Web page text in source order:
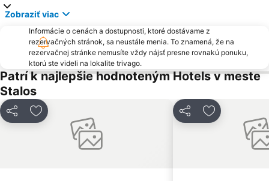
Zobraziť viac
Informácie o cenách a dostupnosti, ktoré dostávame z
rezervačných stránok, sa neustále menia. To znamená, že na
rezervačnej stránke nemusíte vždy nájsť presne rovnakú ponuku,
ktorú ste videli na lokalite trivago.
Patrí k najlepšie hodnoteným Hotels v meste
Stalos
ZdieľaťPridať do obľúbených ZdieľaťPridať do